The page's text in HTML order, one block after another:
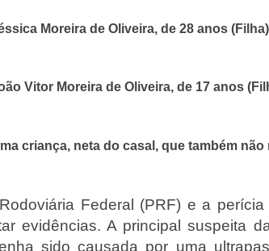
Moreira de Oliveira, de 28 anos
Vitor Moreira de Oliveira, de 17 anos
criança, neta do casal, que também
Federal (PRF) e a perícia
evidências. A principal suspeita
sido causada por uma